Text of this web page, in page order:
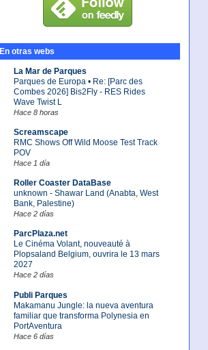
En otras webs
La Mar de Parques
Parques de Europa • Re: [Parc des
Combes 2026] Bis2Fly - RES Rides
Wave Twist L
Hace 8 horas
Screamscape
RMC Shows Off Wild Moose Test Track
POV
Hace 1 día
Roller Coaster DataBase
unknown - Shawar Land (Anabta, West
Bank, Palestine)
Hace 2 días
ParcPlaza.net
Le Cinéma Volant, nouveauté à
Plopsaland Belgium, ouvrira le 13 mars
2027
Hace 2 días
Publi Parques
Makamanu Jungle: la nueva aventura
familiar que transforma Polynesia en
PortAventura
Hace 6 días